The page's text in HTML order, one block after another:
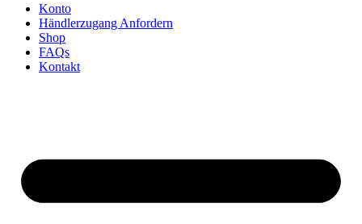
Konto
Händlerzugang Anfordern
Shop
FAQs
Kontakt